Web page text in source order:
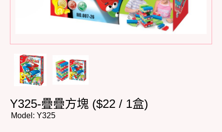
Y325-疊疊方塊 ($22 / 1盒)
Model: Y325